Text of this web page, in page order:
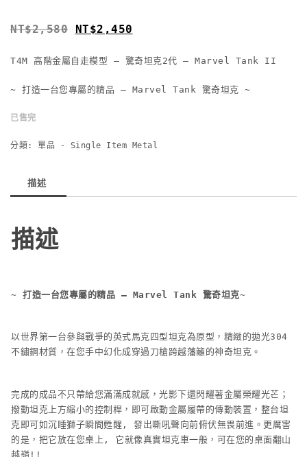
NT$2,580 NT$2,450
T4M 高階金屬自走模型 – 驚奇坦克2代 – Marvel Tank II
~ 打造一台您專屬的精品 – Marvel Tank 驚奇坦克 ~
已售完
分類: 單品 - Single Item Metal
描述
描述
~ 打造一台您專屬的精品 – Marvel Tank 驚奇坦克~
以世界第一台參與戰爭的英式馬克四型坦克為原型，精緻的拋光304
不鏽鋼材質，在您手中幻化成穿過刀槍跨越藩籬的神奇坦克。
完成的成品不只帶給您滿滿成就感，光影下還閃耀著金屬榮耀光芒；
撥動坦克上方縮小的控制桿，即可啟動金屬履帶的傳動裝置，整台坦
克即可如沉睡獅子瞬間甦醒, 發出嘶吼聲向前俯伏無畏前進。更厲害
的是，把它放在您桌上, 它就像真實坦克車一般，可在您的桌面翻山
越嶺!!